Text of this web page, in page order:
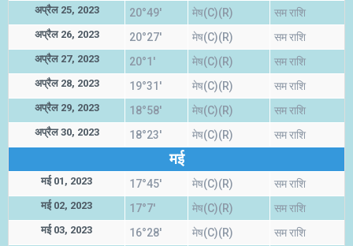
अप्रैल 25, 2023 20°49' मेष(C)(R) सम राशि
अप्रैल 26, 2023 20°27' मेष(C)(R) सम राशि
अप्रैल 27, 2023 20°1' मेष(C)(R) सम राशि
अप्रैल 28, 2023 19°31' मेष(C)(R) सम राशि
अप्रैल 29, 2023 18°58' मेष(C)(R) सम राशि
अप्रैल 30, 2023 18°23' मेष(C)(R) सम राशि
मई
मई 01, 2023 17°45' मेष(C)(R) सम राशि
मई 02, 2023 17°7' मेष(C)(R) सम राशि
मई 03, 2023 16°28' मेष(C)(R) सम राशि